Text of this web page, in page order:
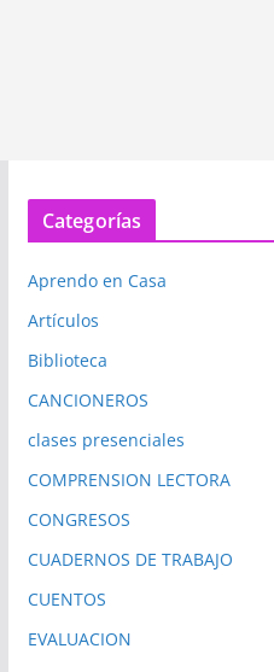
Categorías
Aprendo en Casa
Artículos
Biblioteca
CANCIONEROS
clases presenciales
COMPRENSION LECTORA
CONGRESOS
CUADERNOS DE TRABAJO
CUENTOS
EVALUACION